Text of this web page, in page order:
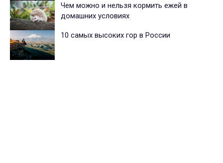
Чем можно и нельзя кормить ежей в
домашних условиях
10 самых высоких гор в России